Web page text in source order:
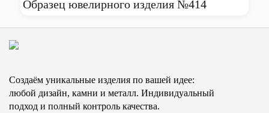
Образец ювелирного изделия №414
Создаём уникальные изделия по вашей идее:
любой дизайн, камни и металл. Индивидуальный
подход и полный контроль качества.